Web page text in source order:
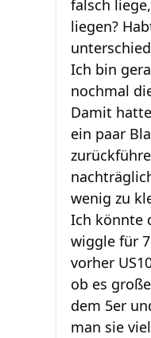
falsch
liegen?
Ich bin
nochmal
Damit
ein paar
wenig zu
Ich könnte
wiggle für
vorher
ob es
dem 5er
man sie